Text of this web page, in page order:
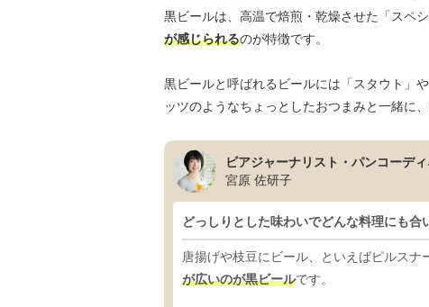
黒ビールは、高温で焙煎・乾燥させた「スペ
が感じられるのが特徴です。
黒ビールと呼ばれるビールには「スタウト」
ッツのようなちょっとしたおつまみと一緒に
ビアジャーナリスト・パンコーデ
宮原 佐研子
どっしりとした味わいでどんな料理にも合
唐揚げや枝豆にビール、といえばピルスナ
が広いのが黒ビールです。